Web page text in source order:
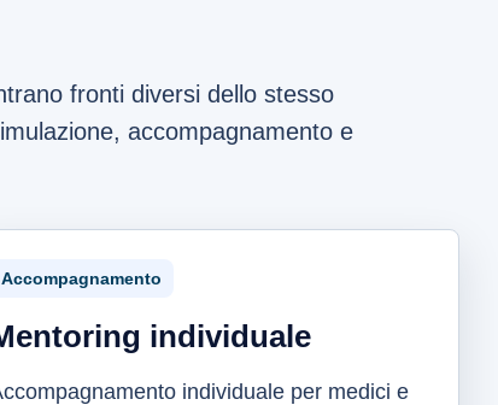
fronti diversi dello stesso
accompagnamento e
Accompagnamento
individuale
individuale per medici e